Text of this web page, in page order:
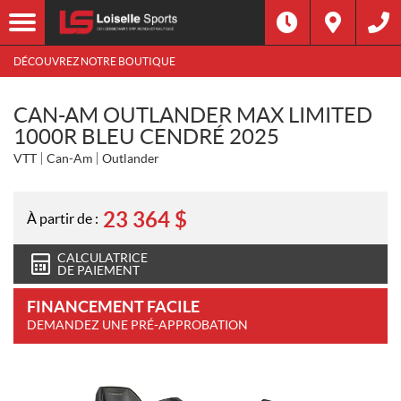
DÉCOUVREZ NOTRE BOUTIQUE
CAN-AM OUTLANDER MAX LIMITED
1000R BLEU CENDRÉ 2025
VTT Can-Am Outlander
À partir de : 23 364 $
CALCULATRICE
DE PAIEMENT
FINANCEMENT FACILE
DEMANDEZ UNE PRÉ-APPROBATION